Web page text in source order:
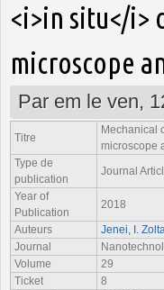
<i>in situ</i>
microscope
Par em le ven,
Titre
Mechanical
microscope
Type de
publication
Journal
Year of
Publication
2018
Auteurs
Jenei, I.
Journal
Volume
29
Ticket
8